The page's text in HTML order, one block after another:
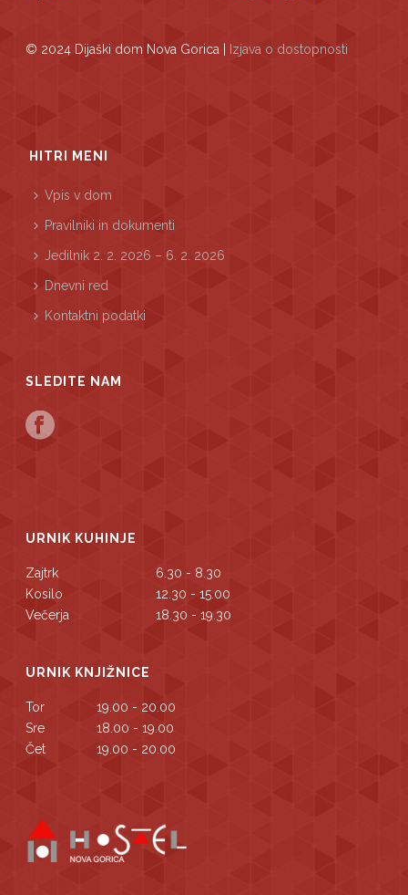
© 2024 Dijaški dom Nova Gorica | Izjava o dostopnosti
HITRI MENI
Vpis v dom
Pravilniki in dokumenti
Jedilnik 2. 2. 2026 – 6. 2. 2026
Dnevni red
Kontaktni podatki
SLEDITE NAM
URNIK KUHINJE
Zajtrk
6.30 - 8.30
Kosilo
12.30 - 15.00
Večerja
18.30 - 19.30
URNIK KNJIŽNICE
Tor
19.00 - 20.00
Sre
18.00 - 19.00
Čet
19.00 - 20.00